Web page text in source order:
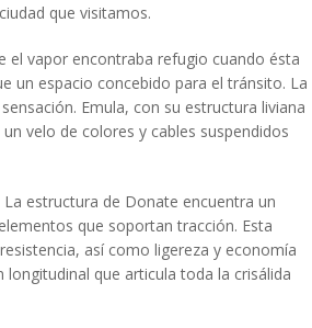
que visitamos.
el vapor encontraba refugio cuando ésta
un espacio concebido para el tránsito. La
Emula, con su estructura liviana
velo de colores y cables suspendidos
estructura de Donate encuentra un
que soportan tracción. Esta
así como ligereza y economía
que articula toda la crisálida